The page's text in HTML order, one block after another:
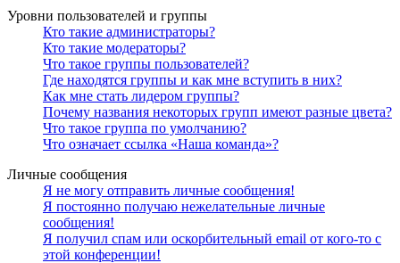
Уровни пользователей и группы
Кто такие администраторы?
Кто такие модераторы?
Что такое группы пользователей?
Где находятся группы и как мне вступить в них?
Как мне стать лидером группы?
Почему названия некоторых групп имеют разные цвета?
Что такое группа по умолчанию?
Что означает ссылка «Наша команда»?
Личные сообщения
Я не могу отправить личные сообщения!
Я постоянно получаю нежелательные личные
сообщения!
Я получил спам или оскорбительный email от кого-то с
этой конференции!